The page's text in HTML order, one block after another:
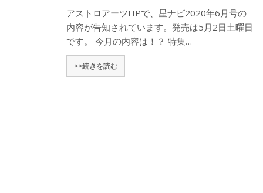
アストロアーツHPで、星ナビ2020年6月号の
内容が告知されています。発売は5月2日土曜日
です。 今月の内容は！？ 特集…
>>続きを読む